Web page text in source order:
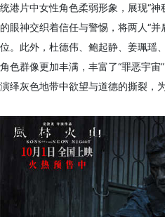
统港片中女性角色柔弱形象，展现“
的眼神交织着信任与警惕，将两人“
位。此外，杜德伟、鲍起静、姜珮瑶
角色群像更加丰满，丰富了“罪恶宇宙
演绎灰色地带中欲望与道德的撕裂，